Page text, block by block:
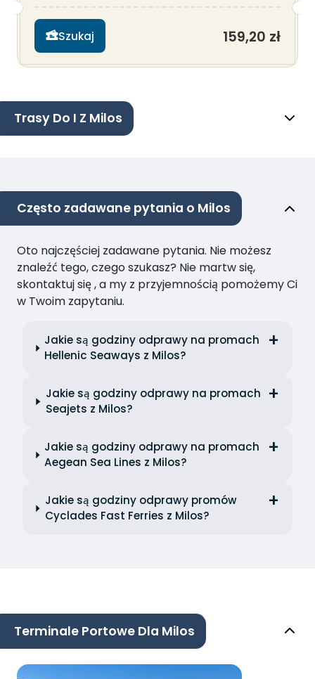
Szukaj 159,20 zł
Trasy Do I Z Milos
Często zadawane pytania o Milos
Oto najczęściej zadawane pytania. Nie możesz
znaleźć tego, czego szukasz? Nie martw się,
skontaktuj się , a my z przyjemnością pomożemy Ci
w Twoim zapytaniu.
Jakie są godziny odprawy na promach
Hellenic Seaways z Milos?
Jakie są godziny odprawy na promach
Seajets z Milos?
Jakie są godziny odprawy na promach
Aegean Sea Lines z Milos?
Jakie są godziny odprawy promów
Cyclades Fast Ferries z Milos?
Terminale Portowe Dla Milos